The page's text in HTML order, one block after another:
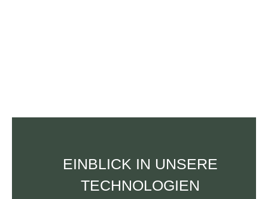
EINBLICK IN UNSERE
TECHNOLOGIEN